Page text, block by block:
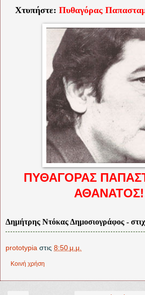
Χτυπήστε: Πυθαγόρας
ΠΥΘΑΓΟΡΑΣ
Δημήτρης ΝτόκαςΔημοσιογράφος -
prototypia στις 8:50 μ.μ.
Κοινή χρήση